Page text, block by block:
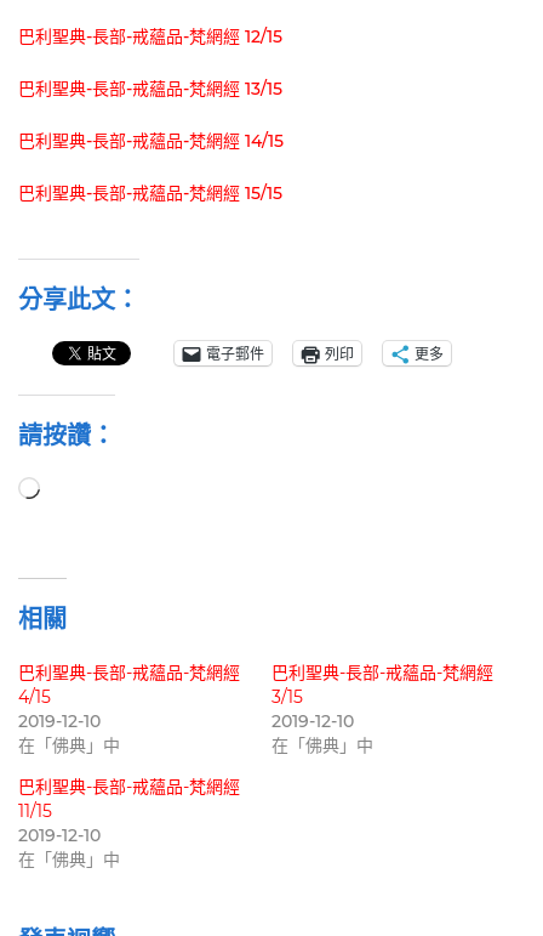
巴利聖典-長部-戒蘊品-梵網經 12/15
巴利聖典-長部-戒蘊品-梵網經 13/15
巴利聖典-長部-戒蘊品-梵網經 14/15
巴利聖典-長部-戒蘊品-梵網經 15/15
分享此文：
電子郵件 列印 更多
請按讚：
正
相關
巴利聖典-長部-戒蘊品-梵網經
4/15
2019-12-10
在「佛典」中
巴利聖典-長部-戒蘊品-梵網經
3/15
2019-12-10
在「佛典」中
巴利聖典-長部-戒蘊品-梵網經
11/15
2019-12-10
在「佛典」中